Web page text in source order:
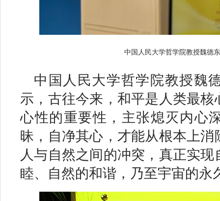
中国人民大学哲学院教授魏德
中国人民大学哲学院教授魏
示，古往今来，和平是人类最
心性的重要性，主张熄灭内心
昧，自净其心，才能从根本上
人与自然之间的冲突，真正实
睦、自然的和谐，乃至宇宙的永